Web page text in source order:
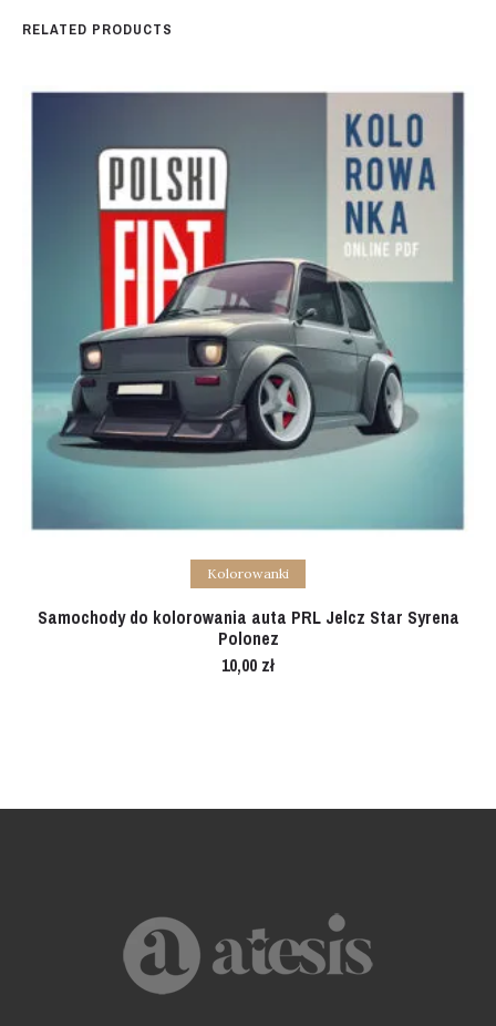
RELATED PRODUCTS
Add to cart
Kolorowanki
Samochody do kolorowania auta PRL Jelcz Star Syrena
Polonez
10,00 zł